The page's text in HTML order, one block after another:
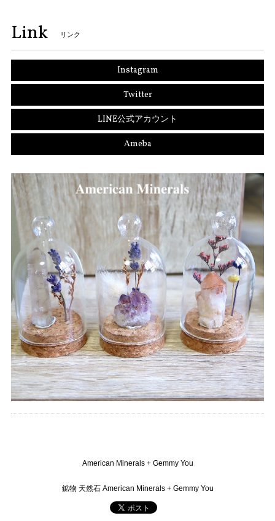
Link リンク
Instagram
Twitter
LINE公式アカウント
Ameba
American Minerals + Gemmy You
鉱物 天然石 American Minerals + Gemmy You